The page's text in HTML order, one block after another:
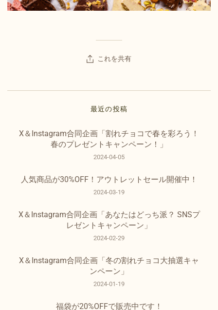
これを共有
最近の投稿
X＆Instagram合同企画「割れチョコで春を彩ろう！
春のプレゼントキャンペーン！」
2024-04-05
人気商品が30%OFF！アウトレットセール開催中！
2024-03-19
X＆Instagram合同企画「あなたはどっち派？ SNSプ
レゼントキャンペーン」
2024-02-29
X＆Instagram合同企画「冬の割れチョコ大抽選キャ
ンペーン」
2024-01-19
福袋が20%OFFで販売中です！